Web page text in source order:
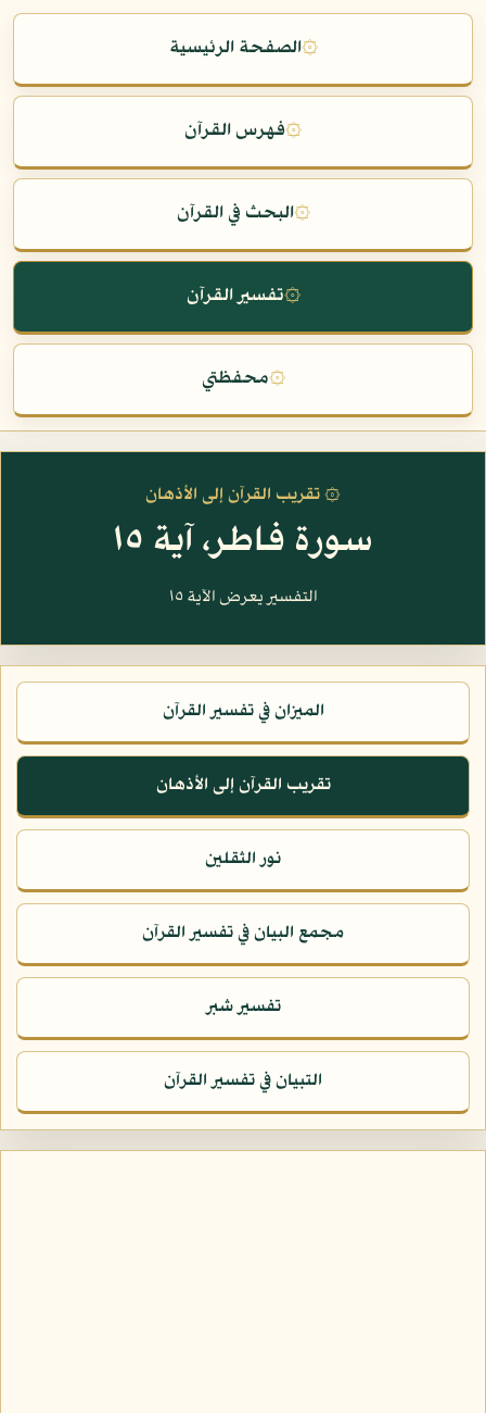
۞الصفحة الرئيسية
۞فهرس القرآن
۞البحث في القرآن
۞تفسير القرآن
۞محفظتي
۞ تقريب القرآن إلى الأذهان
سورة فاطر، آية ١٥
التفسير يعرض الآية ١٥
الميزان في تفسير القرآن
تقريب القرآن إلى الأذهان
نور الثقلين
مجمع البيان في تفسير القرآن
تفسير شبر
التبيان في تفسير القرآن